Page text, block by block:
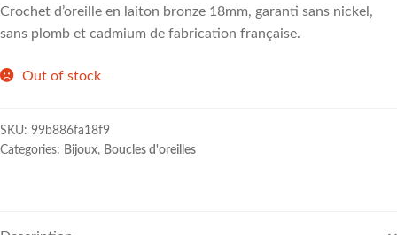
Crochet d’oreille en laiton bronze 18mm, garanti sans nickel,
sans plomb et cadmium de fabrication française.
Out of stock
SKU: 99b886fa18f9
Categories: Bijoux, Boucles d'oreilles